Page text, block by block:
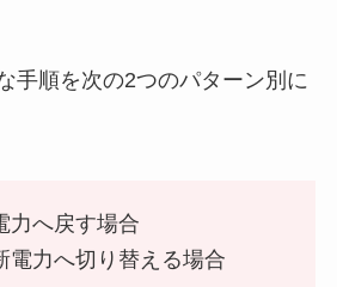
手順を次の2つのパターン別に
力へ戻す場合
電力へ切り替える場合